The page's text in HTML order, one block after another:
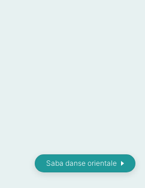
Saba danse orientale